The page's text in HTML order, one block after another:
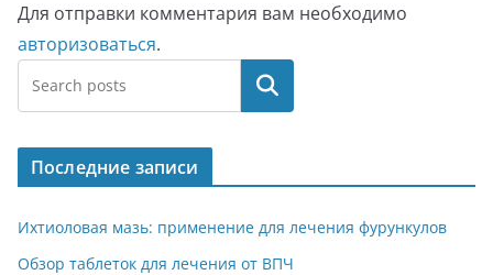
Для отправки комментария вам необходимо
авторизоваться.
Поиск
Последние записи
Ихтиоловая мазь: применение для лечения фурункулов
Обзор таблеток для лечения от ВПЧ